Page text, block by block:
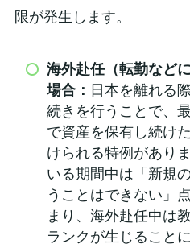
限が発生します。
海外赴任（転勤など
場合： 日本を離れる
続きを行うことで、
で資産を保有し続け
けられる特例があり
いる期間中は「新規
うことはできない」
まり、海外赴任中は
ランクが生じること